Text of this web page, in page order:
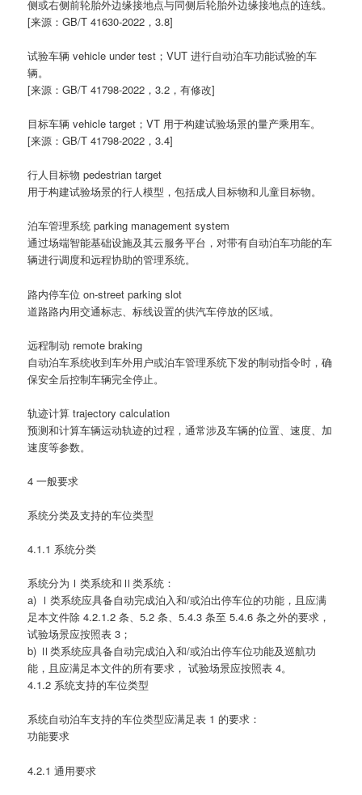
侧或右侧前轮胎外边缘接地点与同侧后轮胎外边缘接地点的连线。
[来源：GB/T 41630-2022，3.8]
试验车辆 vehicle under test；VUT 进行自动泊车功能试验的车
辆。
[来源：GB/T 41798-2022，3.2，有修改]
目标车辆 vehicle target；VT 用于构建试验场景的量产乘用车。
[来源：GB/T 41798-2022，3.4]
行人目标物 pedestrian target
用于构建试验场景的行人模型，包括成人目标物和儿童目标物。
泊车管理系统 parking management system
通过场端智能基础设施及其云服务平台，对带有自动泊车功能的车
辆进行调度和远程协助的管理系统。
路内停车位 on-street parking slot
道路路内用交通标志、标线设置的供汽车停放的区域。
远程制动 remote braking
自动泊车系统收到车外用户或泊车管理系统下发的制动指令时，确
保安全后控制车辆完全停止。
轨迹计算 trajectory calculation
预测和计算车辆运动轨迹的过程，通常涉及车辆的位置、速度、加
速度等参数。
4 一般要求
系统分类及支持的车位类型
4.1.1 系统分类
系统分为Ⅰ类系统和Ⅱ类系统：
a) Ⅰ类系统应具备自动完成泊入和/或泊出停车位的功能，且应满
足本文件除 4.2.1.2 条、5.2 条、5.4.3 条至 5.4.6 条之外的要求，
试验场景应按照表 3；
b) Ⅱ类系统应具备自动完成泊入和/或泊出停车位功能及巡航功
能，且应满足本文件的所有要求， 试验场景应按照表 4。
4.1.2 系统支持的车位类型
系统自动泊车支持的车位类型应满足表 1 的要求：
功能要求
4.2.1 通用要求